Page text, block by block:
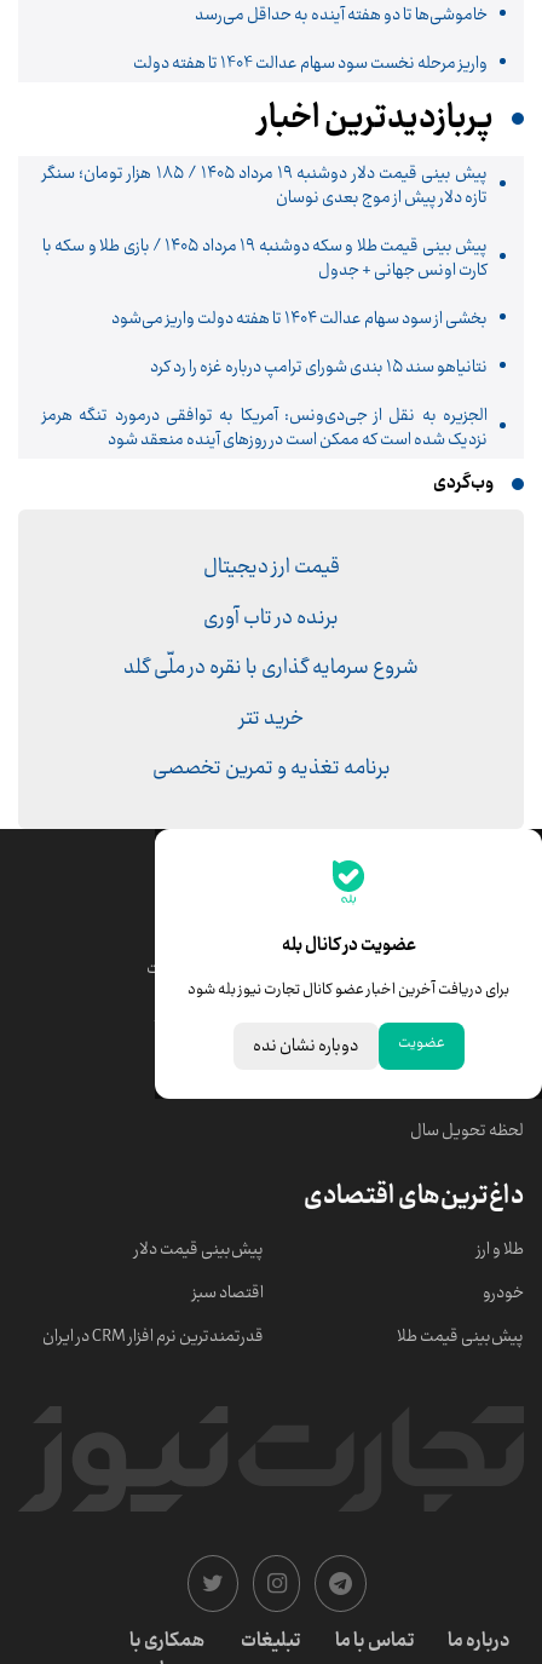
خاموشی‌ها تا دو هفته آینده به حداقل می‌رسد
واریز مرحله نخست سود سهام عدالت 1404 تا هفته دولت
پربازدیدترین اخبار
پیش‌ بینی قیمت دلار دوشنبه ۱۹ مرداد ۱۴۰۵ / ۱۸۵ هزار تومان؛ سنگر
تازه دلار پیش از موج بعدی نوسان
پیش‌ بینی قیمت طلا و سکه دوشنبه ۱۹ مرداد ۱۴۰۵ / بازی طلا و سکه با
کارت اونس جهانی + جدول
بخشی از سود سهام عدالت ۱۴۰۴ تا هفته دولت واریز می‌شود
نتانیاهو سند ۱۵ بندی شورای ترامپ درباره غزه را رد کرد
الجزیره به نقل از جی‌دی‌ونس: آمریکا به توافقی درمورد تنگه هرمز
نزدیک شده است که ممکن است در روزهای آینده منعقد شود
وب‌گردی
قیمت ارز دیجیتال
برنده در تاب آوری
شروع سرمایه گذاری با نقره در ملّی گلد
خرید تتر
برنامه تغذیه و تمرین تخصصی
عضویت در کانال بله
برای دریافت آخرین اخبار عضو کانال تجارت نیوز بله شود
عضویت دوباره نشان نده
جدیدترین قیمت‌ها
قیمت درهم امارات
خبرهای مهم
لحظه تحویل سال
داغ‌ترین‌های اقتصادی
طلا و ارز
خودرو
پیش‌بینی قیمت طلا
پیش‌بینی قیمت دلار
اقتصاد سبز
قدرتمندترین نرم‌ افزار CRM در ایران
درباره ما تماس با ما تبلیغات
همکاری با